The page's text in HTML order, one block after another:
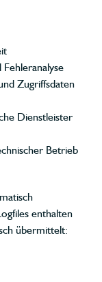
Zugriffsdaten
Dienstleister
Betrieb
enthalten
übermittelt: